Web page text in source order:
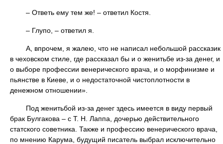
– Ответь ему тем же! – ответил Костя.
– Глупо, – ответил я.
А, впрочем, я жалею, что не написал небольшой рассказик
в чеховском стиле, где рассказал бы и о женитьбе из-за денег, и
о выборе профессии венерического врача, и о морфинизме и
пьянстве в Киеве, и о недостаточной чистоплотности в
денежном отношении».
Под женитьбой из-за денег здесь имеется в виду первый
брак Булгакова – с Т. Н. Лаппа, дочерью действительного
статского советника. Также и профессию венерического врача,
по мнению Карума, будущий писатель выбрал исключительно